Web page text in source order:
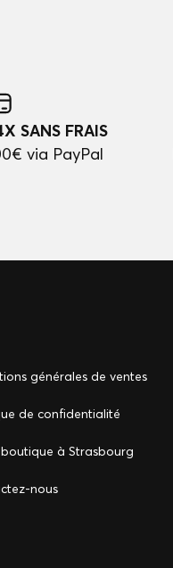
SANS FRAIS
via PayPal
générales de ventes
de confidentialité
à Strasbourg
nous